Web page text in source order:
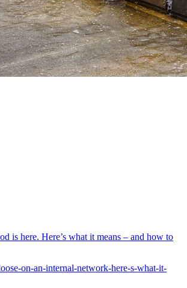
is here. Here’s what it means – and how to